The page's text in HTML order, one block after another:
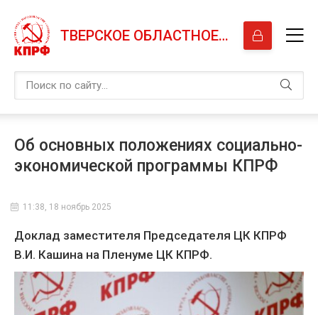
ТВЕРСКОЕ ОБЛАСТНОЕ ОТДЕЛЕНИЕ КПРФ
Об основных положениях социально-
экономической программы КПРФ
11:38, 18 ноябрь 2025
Доклад заместителя Председателя ЦК КПРФ
В.И. Кашина на Пленуме ЦК КПРФ.